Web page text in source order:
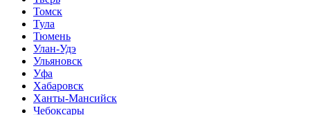
Томск
Тула
Тюмень
Улан-Удэ
Ульяновск
Уфа
Хабаровск
Ханты-Мансийск
Чебоксары